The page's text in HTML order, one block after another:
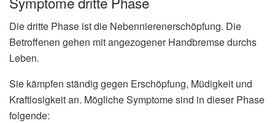
Die dritte Phase ist die Nebennierenerschöpfung. Die
Betroffenen gehen mit angezogener Handbremse durchs
Leben.
Sie kämpfen ständig gegen Erschöpfung, Müdigkeit und
Kraftlosigkeit an. Mögliche Symptome sind in dieser Phase
folgende: